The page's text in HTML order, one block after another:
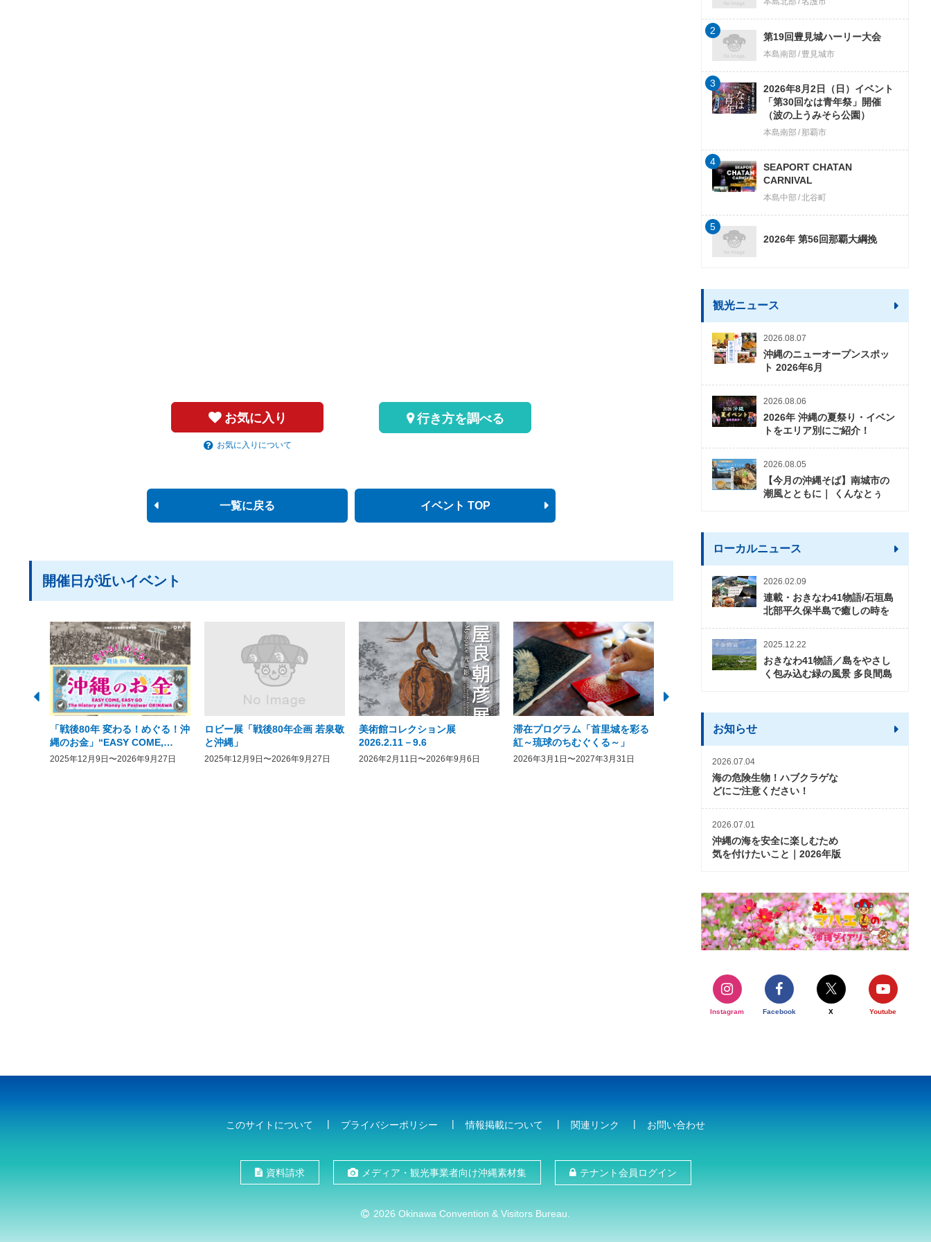
お気に入り
お気に入りについて
行き方を調べる
一覧に戻る イベント TOP
開催日が近いイベント
「戦後80年 変わる！めぐる！沖
縄のお金」“EASY COME,
EASY GO － The History of
2025年12月9日〜2026年9月27日
ロビー展「戦後80年企画 若泉敬
と沖縄」
2025年12月9日〜2026年9月27日
美術館コレクション展
2026.2.11－9.6
2026年2月11日〜2026年9月6日
滞在プログラム「首里城を彩る
紅～琉球のちむぐくる～」
2026年3月1日〜2027年3月31日
2026年度 かりゆしビーチ営業
2026年3月5日〜2026年10月31日
【期間限定】オーシャ
第19回豊見城ハーリー大会
本島南部 豊見城市
2
2026年8月2日（日）イベント
「第30回なは青年祭」開催
（波の上うみそら公園）
本島南部 那覇市
3
SEAPORT CHATAN
CARNIVAL
本島中部 北谷町
4
2026年 第56回那覇大綱挽
5
観光ニュース
2026.08.07
沖縄のニューオープンスポッ
ト 2026年6月
2026.08.06
2026年 沖縄の夏祭り・イベン
トをエリア別にご紹介！
2026.08.05
【今月の沖縄そば】南城市の
潮風とともに｜ くんなとぅ
ローカルニュース
2026.02.09
連載・おきなわ41物語/石垣島
北部平久保半島で癒しの時を
2025.12.22
おきなわ41物語／島をやさし
く包み込む緑の風景 多良間島
お知らせ
2026.07.04
海の危険生物！ハブクラゲな
どにご注意ください！
2026.07.01
沖縄の海を安全に楽しむため
気を付けたいこと｜2026年版
Instagram Facebook X Youtube
このサイトについて プライバシーポリシー 情報掲載について 関連リンク お問い合わせ
資料請求 メディア・観光事業者向け沖縄素材集 テナント会員ログイン
2026 Okinawa Convention & Visitors Bureau.